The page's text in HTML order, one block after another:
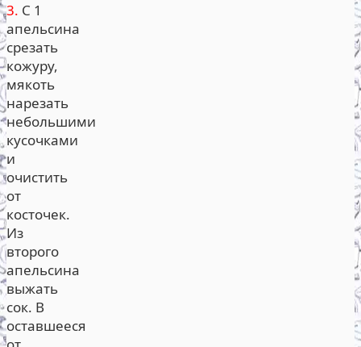
3. С 1
апельсина
срезать
кожуру,
мякоть
нарезать
небольшими
кусочками
и
очистить
от
косточек.
Из
второго
апельсина
выжать
сок. В
оставшееся